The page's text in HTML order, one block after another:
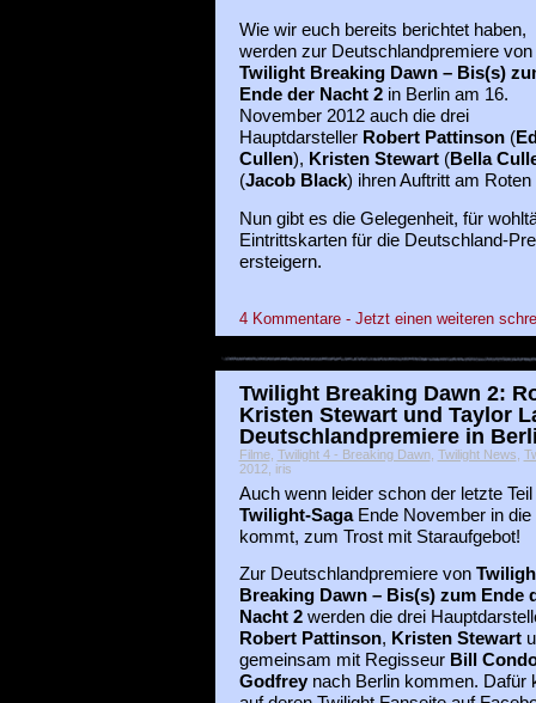
Wie wir euch bereits berichtet haben,
werden zur Deutschlandpremiere von
Twilight Breaking Dawn – Bis(s)
Ende der Nacht 2in Berlin am 16.
November 2012 auch die drei
Hauptdarsteller Robert Pattinson(
Cullen), Kristen Stewart(Bella
(Jacob Black) ihren Auftritt am Roten
Nun gibt es die Gelegenheit, für
Eintrittskarten für die Deutschland-
ersteigern.
4 Kommentare - Jetzt einen weiteren
Twilight Breaking Dawn 2:
Kristen Stewart und Taylor
Deutschlandpremiere in
Filme, Twilight 4 - Breaking Dawn, Twilight News
2012, iris
Auch wenn leider schon der letzte Teil
Twilight-SagaEnde November in die
kommt, zum Trost mit Staraufgebot!
Zur Deutschlandpremiere von
Breaking Dawn – Bis(s) zum Ende
Nacht 2werden die drei
Robert Pattinson, Kristen Stewart
gemeinsam mit Regisseur Bill
Godfreynach Berlin kommen. Dafür